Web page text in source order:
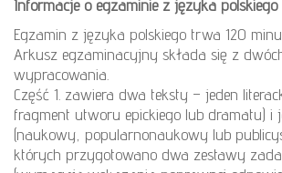
Informacje o egzaminie z języka polskiego
Egzamin z języka polskiego trwa 120
Arkusz egzaminacyjny składa się z
wypracowania.
Część 1. zawiera dwa teksty – jeden
fragment utworu epickiego lub dramatu) i
(naukowy, popularnonaukowy lub
których przygotowano dwa zestawy